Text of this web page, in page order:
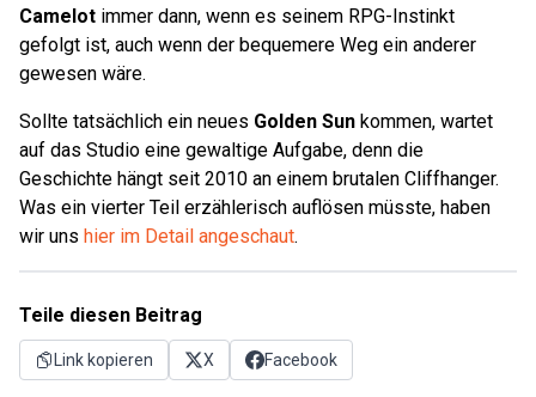
Camelot immer dann, wenn es seinem RPG-Instinkt
gefolgt ist, auch wenn der bequemere Weg ein anderer
gewesen wäre.
Sollte tatsächlich ein neues Golden Sun kommen, wartet
auf das Studio eine gewaltige Aufgabe, denn die
Geschichte hängt seit 2010 an einem brutalen Cliffhanger.
Was ein vierter Teil erzählerisch auflösen müsste, haben
wir uns hier im Detail angeschaut.
Teile diesen Beitrag
Link kopieren X Facebook